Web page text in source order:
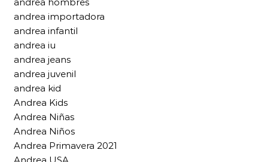
andrea hombres
andrea importadora
andrea infantil
andrea iu
andrea jeans
andrea juvenil
andrea kid
Andrea Kids
Andrea Niñas
Andrea Niños
Andrea Primavera 2021